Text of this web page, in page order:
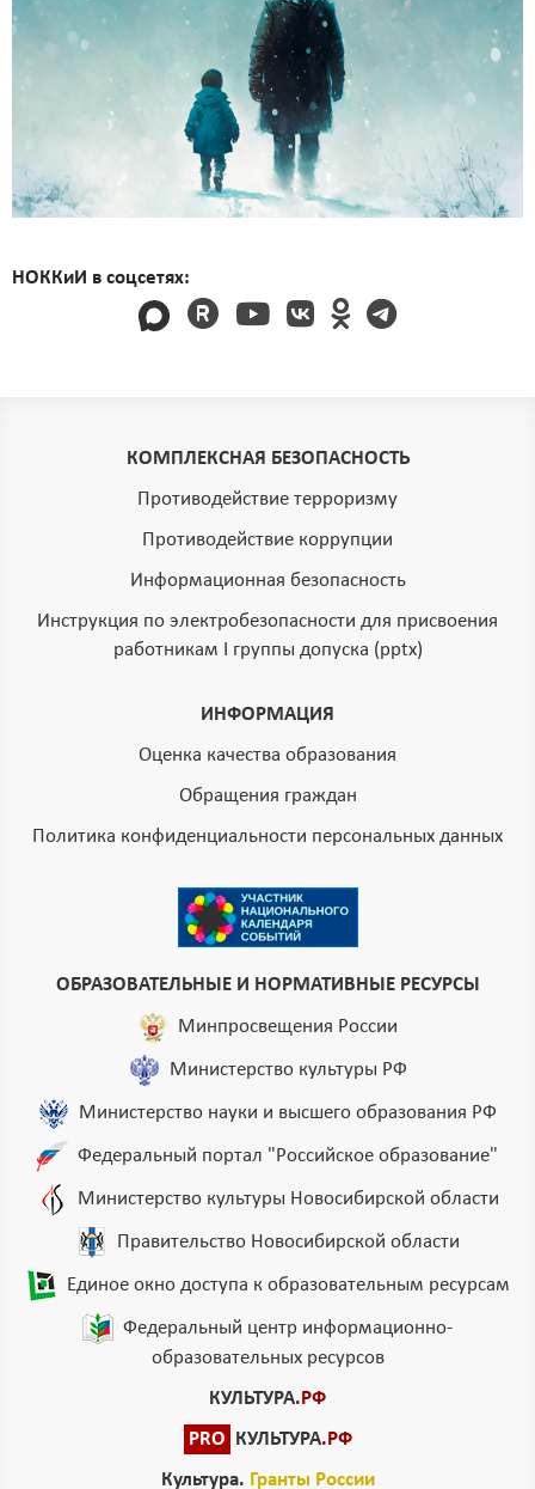
НОККиИ в соцсетях:
КОМПЛЕКСНАЯ БЕЗОПАСНОСТЬ
Противодействие терроризму
Противодействие коррупции
Информационная безопасность
Инструкция по электробезопасности для присвоения
работникам I группы допуска (pptx)
ИНФОРМАЦИЯ
Оценка качества образования
Обращения граждан
Политика конфиденциальности персональных данных
ОБРАЗОВАТЕЛЬНЫЕ И НОРМАТИВНЫЕ РЕСУРСЫ
Минпросвещения России
Министерство культуры РФ
Министерство науки и высшего образования РФ
Федеральный портал "Российское образование"
Министерство культуры Новосибирской области
Правительство Новосибирской области
Единое окно доступа к образовательным ресурсам
Федеральный центр информационно-
образовательных ресурсов
КУЛЬТУРА.РФ
PRO
КУЛЬТУРА.РФ
Культура. Гранты России